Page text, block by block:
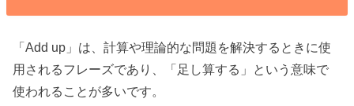
「Add up」は、計算や理論的な問題を解決するときに使
用されるフレーズであり、「足し算する」という意味で
使われることが多いです。